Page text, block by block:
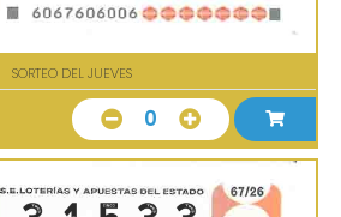
SORTEO DEL JUEVES
0